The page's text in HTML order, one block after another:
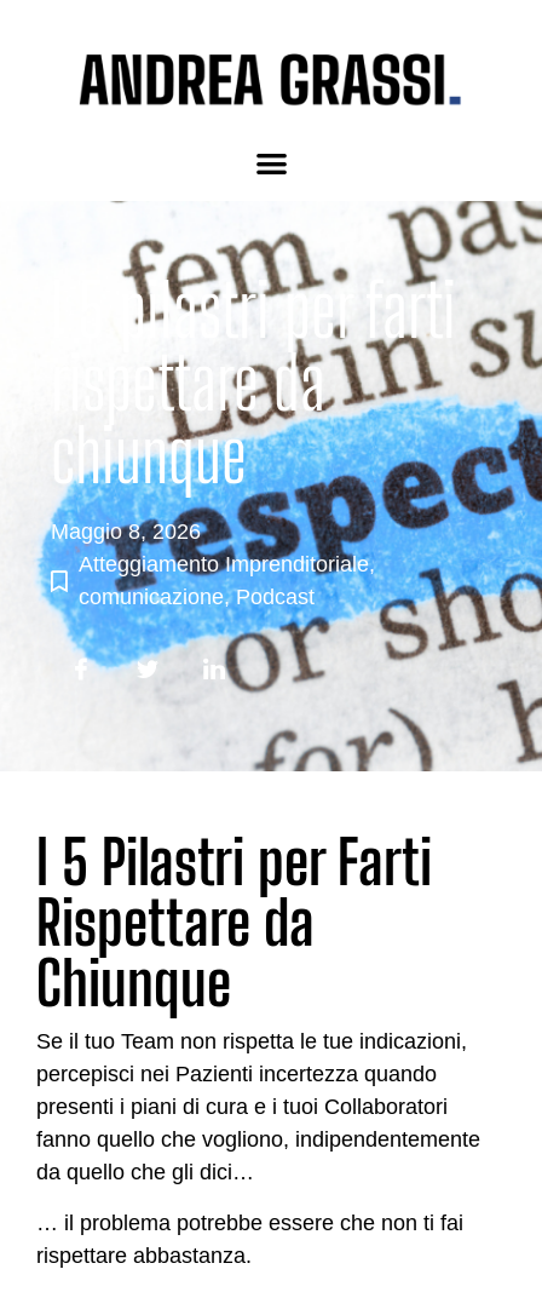
I 5 pilastri per farti
rispettare da
chiunque
Maggio 8, 2026
Atteggiamento Imprenditoriale,
comunicazione,Podcast
I 5 Pilastri per Farti
Rispettare da
Chiunque
Se il tuo Team non rispetta le tue indicazioni,
percepisci nei Pazienti incertezza quando
presenti i piani di cura e i tuoi Collaboratori
fanno quello che vogliono, indipendentemente
da quello che gli dici…
… il problema potrebbe essere che non ti fai
rispettare abbastanza.